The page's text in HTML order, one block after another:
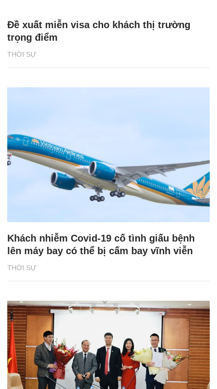
THỜI SỰ
Đề xuất miễn visa cho khách thị trường
trọng điểm
THỜI SỰ
Khách nhiễm Covid-19 cố tình giấu bệnh
lên máy bay có thể bị cấm bay vĩnh viễn